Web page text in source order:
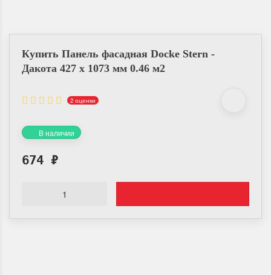
Купить Панель фасадная Docke Stern -
Дакота 427 х 1073 мм 0.46 м2
2 оценки
В наличии
674 ₽